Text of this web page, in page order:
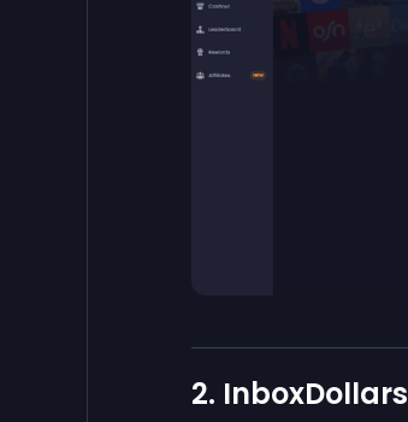
2. InboxDollars